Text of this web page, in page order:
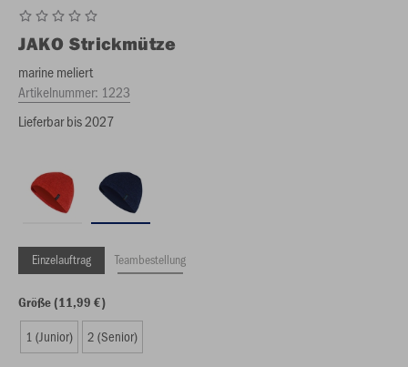
JAKO Strickmütze
marine meliert
Artikelnummer: 1223
Lieferbar bis 2027
Einzelauftrag Teambestellung
Größe (11,99 €)
1 (Junior) 2 (Senior)